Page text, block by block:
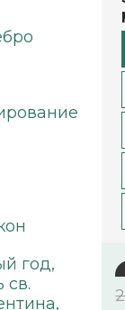
год,
св.